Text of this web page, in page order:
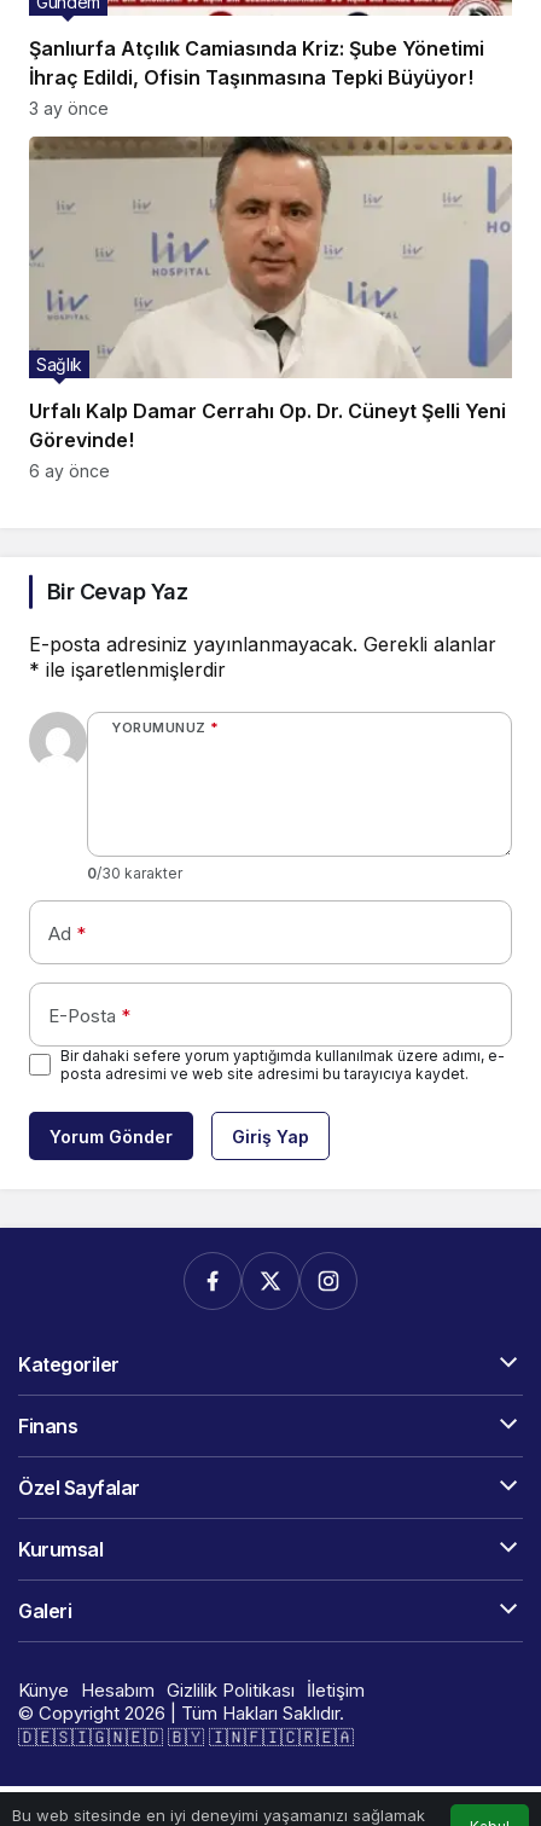
Şanlıurfa Atçılık Camiasında Kriz: Şube Yönetimi
İhraç Edildi, Ofisin Taşınmasına Tepki Büyüyor!
3 ay önce
Urfalı Kalp Damar Cerrahı Op. Dr. Cüneyt Şelli Yeni
Görevinde!
Sağlık
6 ay önce
Bir Cevap Yaz
E-posta adresiniz yayınlanmayacak. Gerekli alanlar
* ile işaretlenmişlerdir
YORUMUNUZ *
0/30 karakter
Ad *
E-Posta *
Bir dahaki sefere yorum yaptığımda kullanılmak üzere adımı, e-
posta adresimi ve web site adresimi bu tarayıcıya kaydet.
Yorum Gönder Giriş Yap
Bu web sitesinde en iyi deneyimi yaşamanızı sağlamak
Kategoriler
Finans
Özel Sayfalar
Kurumsal
Galeri
Künye Hesabım Gizlilik Politikası
İletişim
© Copyright 2026 | Tüm Hakları Saklıdır.
🇩​​​​​🇪​​​​​🇸​​​​​🇮​​​​​🇬​​​​​🇳​​​​​🇪​​​​​🇩​​​​​ 🇧​​​​​🇾​​​​​ 🇮​​​​​🇳​​​​​🇫​​​​​🇮​​​​​🇨​​​​​🇷​​​​​🇪​​​​​🇦​​​​​​​​​​